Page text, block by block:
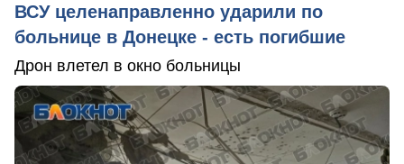
ВСУ целенаправленно ударили по
больнице в Донецке - есть погибшие
Дрон влетел в окно больницы